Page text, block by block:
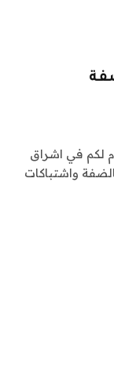
نقدم لكم في اشراق
بالضفة واشتباكات